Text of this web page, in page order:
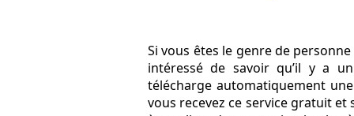
Si vous êtes le genre de
intéressé de savoir qu’il y a
télécharge automatiquement
vous recevez ce service gratuit